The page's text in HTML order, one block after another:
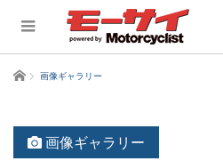
ホーム 画像ギャラリー
画像ギャラリー